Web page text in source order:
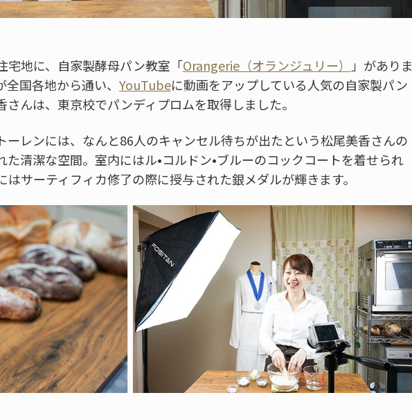
地に、自家製酵母パン教室「Orangerie（オランジュリー） 」がありま
国各地から通い、 YouTubeに動画をアップしている人気の自家製パン
んは、東京校でパンディプロムを取得しました。
ーレンには、なんと86人のキャンセル待ちが出たという松尾美香さんの
清潔な空間。室内にはル•コルドン•ブルーのコックコートを着せられ
サーティフィカ修了の際に授与された銀メダルが輝きます。